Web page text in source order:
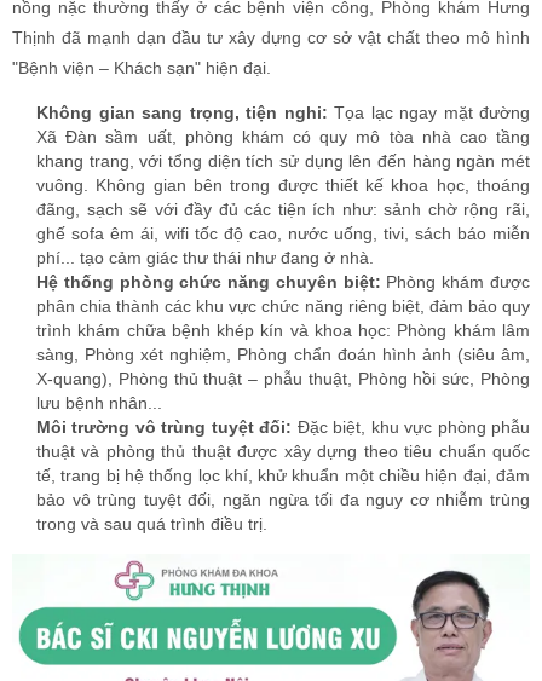
phân chia thành các khu vực chức năng riêng biệt, đảm bảo quy
trình khám chữa bệnh khép kín và khoa học: Phòng khám lâm
sàng, Phòng xét nghiệm, Phòng chẩn đoán hình ảnh (siêu âm,
lưu bệnh nhân...
Môi trường vô trùng tuyệt đối: Đặc biệt, khu vực phòng phẫu
thuật và phòng thủ thuật được xây dựng theo tiêu chuẩn quốc
tế, trang bị hệ thống lọc khí, khử khuẩn một chiều hiện đại, đảm
bảo vô trùng tuyệt đối, ngăn ngừa tối đa nguy cơ nhiễm trùng
trong và sau quá trình điều trị.